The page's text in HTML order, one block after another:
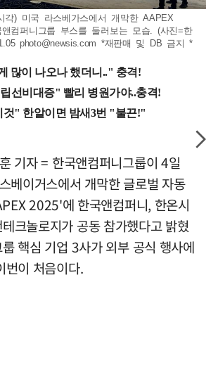
각) 미국 라스베가스에서 개막한 AAPEX
컴퍼니그룹 부스를 둘러보는 모습. (사진=한
photo@newsis.com *재판매 및 DB 금지 *
기자 = 한국앤컴퍼니그룹이 4일
베이거스에서 개막한 글로벌 자동
2025'에 한국앤컴퍼니, 한온시
크놀로지가 공동 참가했다고 밝혔
핵심 기업 3사가 외부 공식 행사에
번이 처음이다.